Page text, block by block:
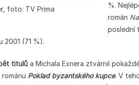
foto: TV Prima
%.
román
poslední
2001 (71 %).
titulů a Michala Exnera ztvárnil
Poklad byzantského kupce. V